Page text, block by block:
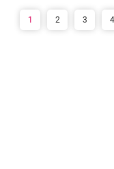
1 2 3 4